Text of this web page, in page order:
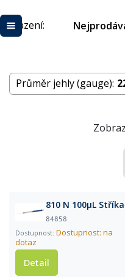
Řazení:
Průměr jehly (gauge):
810 N 100µL
84858
Dostupnost: na
dotaz
Detail